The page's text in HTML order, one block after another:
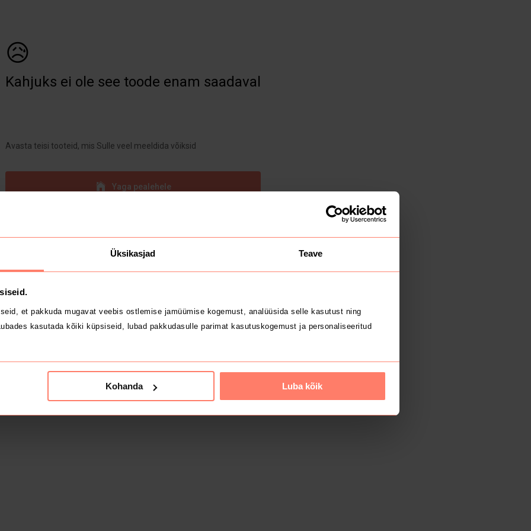
Üksikasjad Teave
et pakkuda mugavat veebis ostlemise jamüümise kogemust, analüüsida selle kasutust ning
kasutada kõiki küpsiseid, lubad pakkudasulle parimat kasutuskogemust ja personaliseeritud
Kohanda Luba kõik
😥
Kahjuks ei ole see toode enam saadaval
Avasta teisi tooteid, mis Sulle veel meeldida võiksid
Yaga pealehele